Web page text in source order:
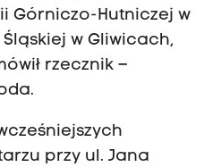
Górniczo-Hutniczej w
w Gliwicach,
rzecznik –
przy ul. Jana